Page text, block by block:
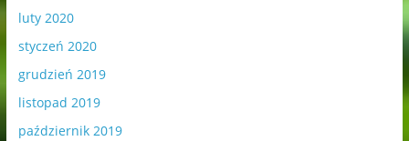
luty 2020
styczeń 2020
grudzień 2019
listopad 2019
październik 2019